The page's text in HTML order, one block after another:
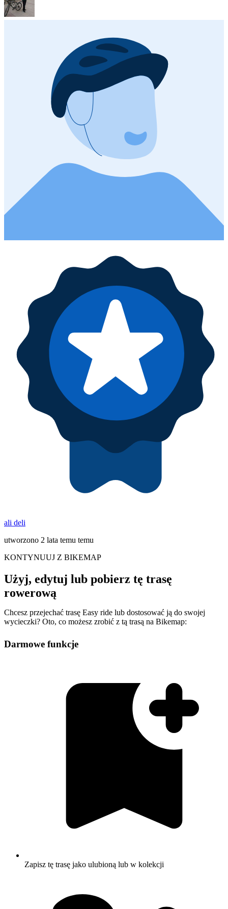
ali deli
utworzono 2 lata temu temu
KONTYNUUJ Z BIKEMAP
Użyj, edytuj lub pobierz tę trasę
rowerową
Chcesz przejechać trasę Easy ride lub dostosować ją do swojej
wycieczki? Oto, co możesz zrobić z tą trasą na Bikemap:
Darmowe funkcje
Zapisz tę trasę jako ulubioną lub w kolekcji